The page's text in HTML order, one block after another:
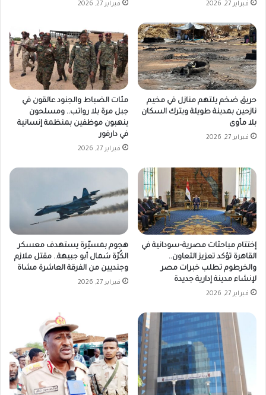
فبراير 27, 2026 فبراير 27, 2026
حريق ضخم يلتهم منازل في مخيم
نازحين بمدينة طويلة ويترك السكان
بلا مأوى
فبراير 27, 2026
مئات الضباط والجنود عالقون في
جبل مرة بلا رواتب.. ومسلحون
ينهبون موظفين بمنظمة إنسانية
في دارفور
فبراير 27, 2026
إختتام مباحثات مصرية–سودانية في
القاهرة تؤكد تعزيز التعاون..
والخرطوم تطلب خبرات مصر
لإنشاء مدينة إدارية جديدة
فبراير 27, 2026
هجوم بمسيّرة يستهدف معسكر
الكُرّة شمال أبو جبيهة.. مقتل ملازم
وجنديين من الفرقة العاشرة مشاة
فبراير 27, 2026